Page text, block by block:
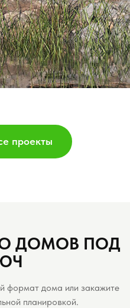
ДОМОВ ПОД
формат дома или закажите
планировкой.
Елагино
Елагино